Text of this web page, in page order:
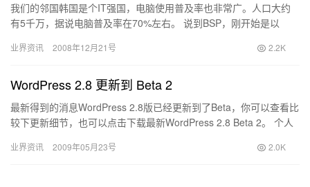
我们的邻国韩国是个IT强国，电脑使用普及率也非常广。人口大约
有5千万，据说电脑普及率在70%左右。 说到BSP，刚开始是以
业界资讯 2008年12月21号 2.2K
WordPress 2.8 更新到 Beta 2
最新得到的消息WordPress 2.8版已经更新到了Beta，你可以查看比
较下更新细节，也可以点击下载最新WordPress 2.8 Beta 2。 个人
业界资讯 2009年05月23号 2.0K